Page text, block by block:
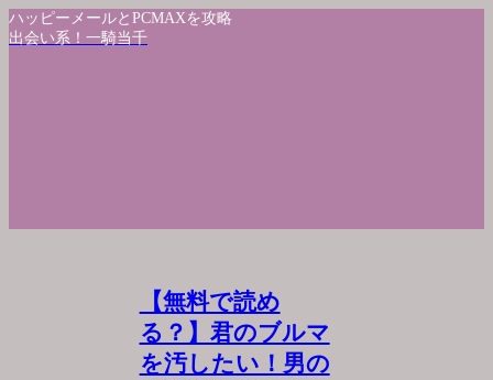
ハッピーメールとPCMAXを攻略
出会い系！一騎当千
【無料で読め
る？】君のブルマ
を汚したい！男の